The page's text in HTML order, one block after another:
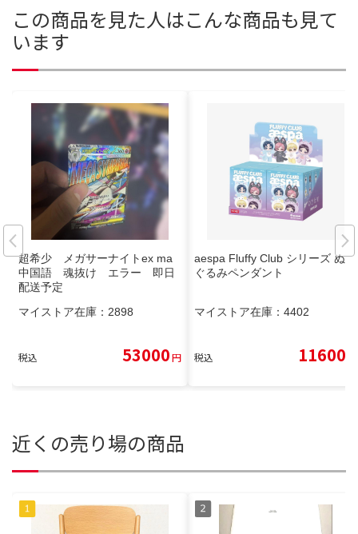
この商品を見た人はこんな商品も見て
います
超希少 メガサーナイトex ma
中国語 魂抜け エラー 即日
配送予定
マイストア在庫： 2898
税込 53000円
aespa Fluffy Club シリーズ ぬい
ぐるみペンダント
マイストア在庫： 4402
税込 11600
近くの売り場の商品